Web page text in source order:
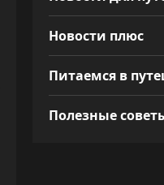
Новости плюс
Питаемся в
Полезные